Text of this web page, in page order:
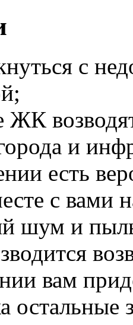
с
ЖК
и
есть
с вами
шум и
вам
остальные